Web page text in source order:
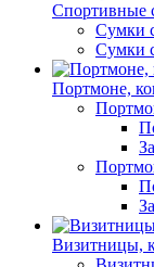
Спортивные
Сумки
Сумки
Портмоне,
Визитницы,